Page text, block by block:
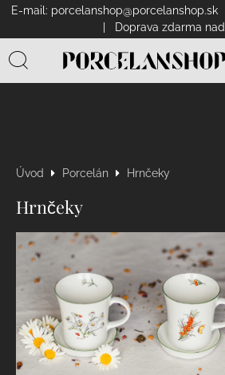
E-mail: porcelanshop@porcelanshop.sk|
| Doprava zdarma
Úvod Porcelán Hrnčeky
Hrnčeky